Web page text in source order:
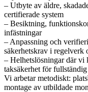
– Utbyte av äldre,
certifierade system
– Besiktning,
infästningar
– Anpassning och
säkerhetskrav i regelverk
– Helhetslösningar där vi
taksäkerhet för
Vi arbetar metodiskt:
montage av utbildade